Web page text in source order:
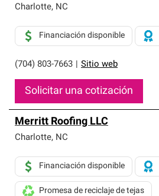
Charlotte, NC
(704) 803-7663 Sitio web
Financiación disponible
Solicitar una cotización
Merritt Roofing LLC
Charlotte, NC
Financiación disponible
Promesa de reciclaje de tejas